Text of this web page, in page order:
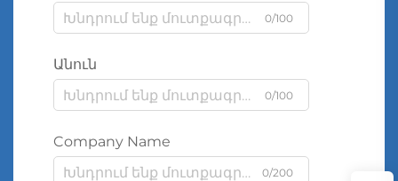
0/100
Անուն
0/100
Company Name
0/200